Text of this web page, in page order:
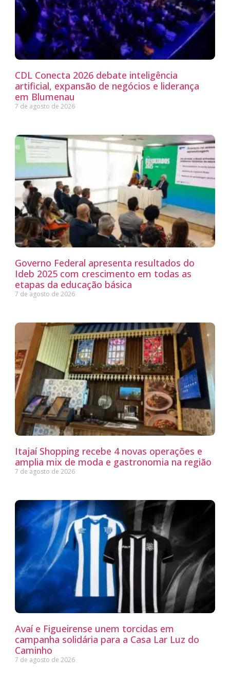
CDL Conecta 2026 debate inteligência
artificial, expansão de negócios e liderança
em Blumenau
7 de agosto de 2026
Governo Federal apresenta resultados do
Ideb 2025 com crescimento em todas as
etapas da educação básica
7 de agosto de 2026
Itajaí Shopping recebe 4 novas operações e
amplia mix de moda e gastronomia na região
7 de agosto de 2026
Avaí e Figueirense unem torcidas em
campanha solidária para a Casa Lar Luz do
Caminho
7 de agosto de 2026